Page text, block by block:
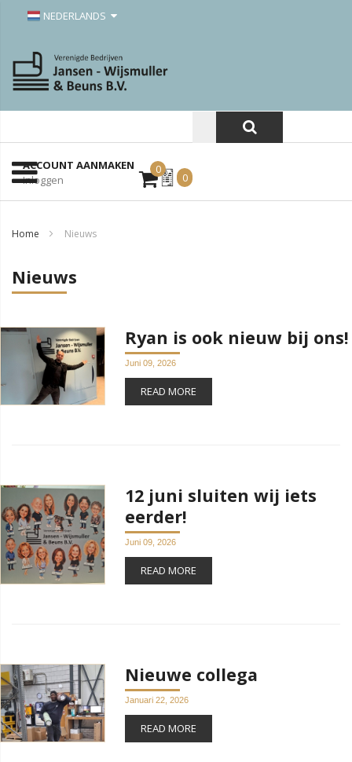
NEDERLANDS
ACCOUNT AANMAKEN
Inloggen
0Mijn
Offerte
0
Home Nieuws
Nieuws
Ryan is ook nieuw bij ons!
Juni 09, 2026
READ MORE
12 juni sluiten wij iets
eerder!
Juni 09, 2026
READ MORE
Nieuwe collega
Januari 22, 2026
READ MORE